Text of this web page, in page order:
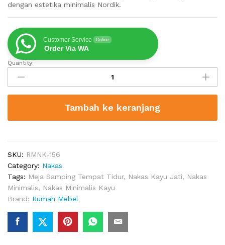
dengan estetika minimalis Nordik.
Customer Service Online
Order Via WA
Meja
Nakas
Minimalis
Modrn
quantity
Quantity:
Tambah ke keranjang
SKU: RMNK-156
Category: Nakas
Tags: Meja Samping Tempat Tidur, Nakas Kayu Jati, Nakas
Minimalis, Nakas Minimalis Kayu
Brand: Rumah Mebel